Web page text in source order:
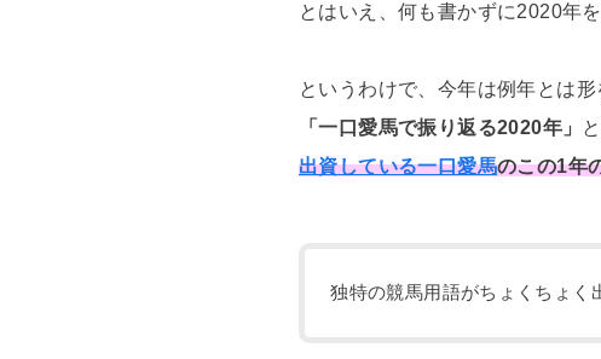
とはいえ、何も書かずに2020年
というわけで、今年は例年とは形
「一口愛馬で振り返る2020年」
出資している一口愛馬のこの1年
独特の競馬用語がちょくちょく